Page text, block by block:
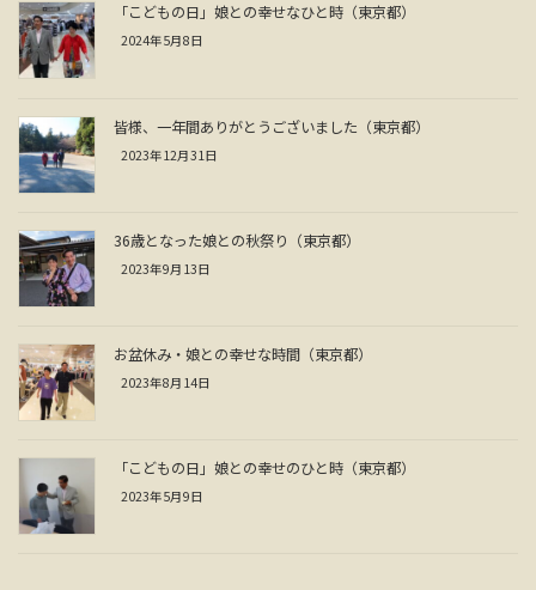
「こどもの日」娘との幸せなひと時（東京都）
2024年5月8日
皆様、一年間ありがとうございました（東京都）
2023年12月31日
36歳となった娘との秋祭り（東京都）
2023年9月13日
お盆休み・娘との幸せな時間（東京都）
2023年8月14日
「こどもの日」娘との幸せのひと時（東京都）
2023年5月9日